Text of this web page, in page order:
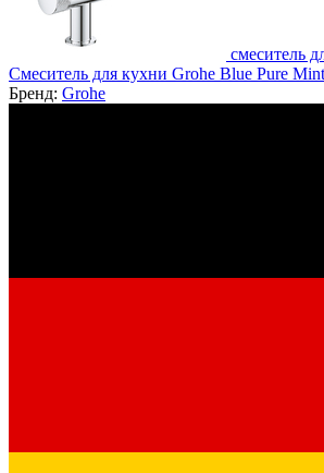
смеситель
Смеситель для кухни Grohe Blue Pure
Бренд: Grohe